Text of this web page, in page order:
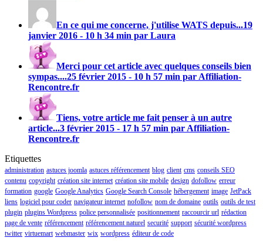
En ce qui me concerne, j'utilise WATS depuis...19
janvier 2016 - 10 h 34 min par Laura
Merci pour cet article avec quelques conseils bien
sympas....25 février 2015 - 10 h 57 min par Affiliation-
Rencontre.fr
Tiens, votre article me fait penser à un autre
article...3 février 2015 - 17 h 57 min par Affiliation-
Rencontre.fr
Etiquettes
administration astuces joomla astuces référencement blog client cms conseils SEO
contenu copyright création site internet création site mobile design dofollow erreur
formation google Google Analytics Google Search Console hébergement image JetPack
liens logiciel pour coder navigateur internet nofollow nom de domaine outils outils de test
plugin plugins Wordpress police personnalisée positionnement raccourcir url rédaction
page de vente référencement référencement naturel securité support sécurité wordpress
twitter virtuemart webmaster wix wordpress éditeur de code